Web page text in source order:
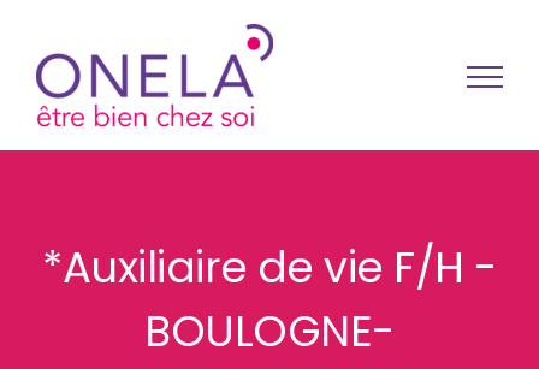
*Auxiliaire de vie F/H -
BOULOGNE-